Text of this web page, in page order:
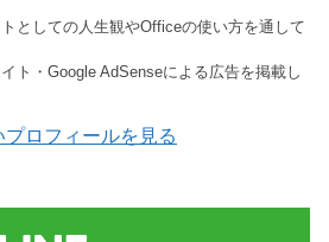
としての人生観やOfficeの使い方を通して
ト・Google AdSenseによる広告を掲載し
プロフィールを見る